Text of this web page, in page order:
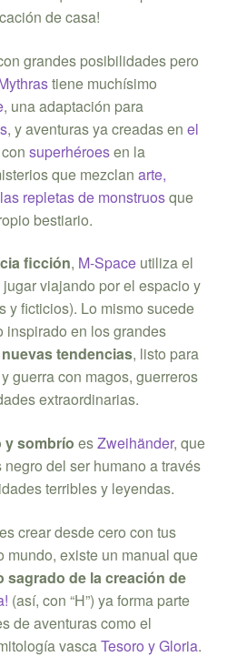
de casa!
grandes posibilidades pero
tiene muchísimo
, una adaptación para
, y aventuras ya creadas en el
superhéroesen la
que mezclan arte,
repletas de monstruosque
bestiario.
ficción, M-Spaceutiliza el
viajando por el espacio y
y ficticios). Lo mismo sucede
inspirado en los grandes
tendencias, listo para
guerra con magos, guerreros
extraordinarias.
y sombrío esZweihänder, que
del ser humano a través
terribles y leyendas.
crear desde cero con tus
mundo, existe un manual que
sagrado de la creación de
(así, con “H”) ya forma parte
de aventuras como el
vascaTesoro y Gloria.